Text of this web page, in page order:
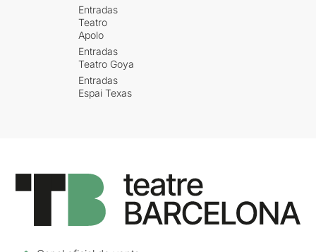
Entradas
Teatro
Apolo
Entradas
Teatro Goya
Entradas
Espai Texas